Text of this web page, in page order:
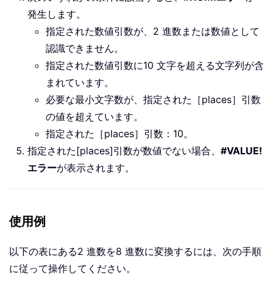
発生します。
指定された数値引数が、2 進数または数値として
認識できません。
指定された数値引数に10 文字を超える文字列が含
まれています。
必要な最小文字数が、指定された［places］引数
の値を超えています。
指定された［places］引数：10。
指定された[places]引数が数値でない場合、 #VALUE!
エラーが表示されます。
使用例
以下の表にある2 進数を8 進数に変換するには、次の手順
に従って操作してください。